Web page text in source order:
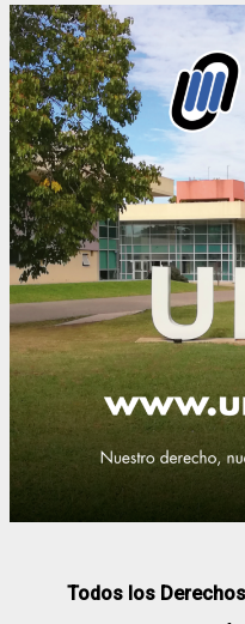
Todos los